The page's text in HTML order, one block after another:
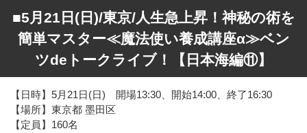
■5月21日(日)/東京/人生急上昇！神秘の術を
簡単マスター≪魔法使い養成講座α≫ベン
ツdeトークライブ！【日本海編⑪】
【日時】5月21日(日) 開場13:30、開始14:00、終了16:30
【場所】東京都 墨田区
【定員】160名